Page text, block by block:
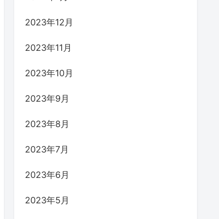
2023年12月
2023年11月
2023年10月
2023年9月
2023年8月
2023年7月
2023年6月
2023年5月